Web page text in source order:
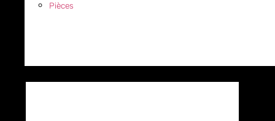
Pièces